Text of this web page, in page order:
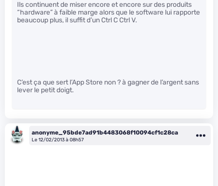
Ils continuent de miser encore et encore sur des produits
“hardware” à faible marge alors que le software lui rapporte
beaucoup plus, il suffit d’un Ctrl C Ctrl V.
C’est ça que sert l’App Store non ? à gagner de l’argent sans
lever le petit doigt.
anonyme_95bde7ad91b4483068f10094cf1c28ca
Le 12/02/2013 à 08h57